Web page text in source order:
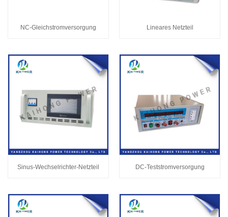
NC-Gleichstromversorgung Lineares Netzteil
Sinus-Wechselrichter-Netzteil DC-Teststromversorgung